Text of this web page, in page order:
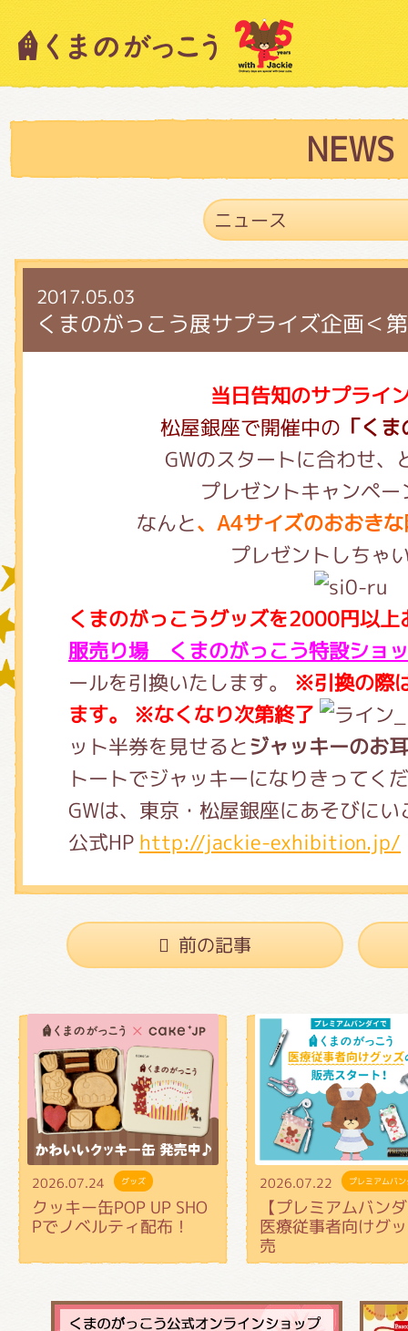
NEWS
2017.05.03
くまのがっこう展サプライズ企画＜
当日告知のサプライ
松屋銀座で開催中の 「く
GWのスタートに合わせ、
プレゼントキャンペ
なんと、A4サイズのおおき
プレゼントしちゃ
くまのがっこうグッズを2000円以上
服売り場 くまのがっこう特設ショ
ールを引換いたします。 ※引換の際
ます。
※なくなり次第終了
ット半券を見せるとジャッキーのお耳
トートでジャッキーになりきってく
GWは、東京・松屋銀座にあそびに
公式HP http://jackie-exhibition.jp/
前の記事
2026.07.24 グッズ
クッキー缶POP UP SHO
Pでノベルティ配布！
2026.07.22 プレミアムバ
【プレミアムバン
医療従事者向けグ
売
キャラクター紹介
スタッフブログ
絵本・作家紹介
ショップインフォメーション
グッズインフォメーション
ミュージカル・コンサート
おたのしみコンテンツ(クイズ・
チア ジャッキーズ！
くまのがっこう しょくいんしつ